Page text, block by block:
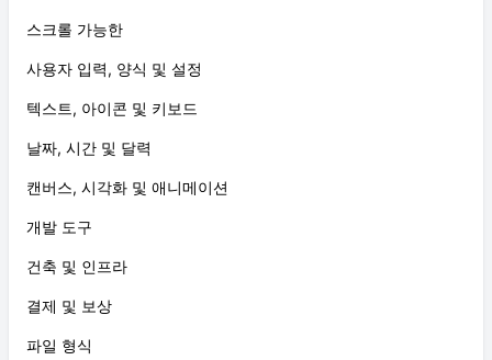
스크롤 가능한
사용자 입력, 양식 및 설정
텍스트, 아이콘 및 키보드
날짜, 시간 및 달력
캔버스, 시각화 및 애니메이션
개발 도구
건축 및 인프라
결제 및 보상
파일 형식